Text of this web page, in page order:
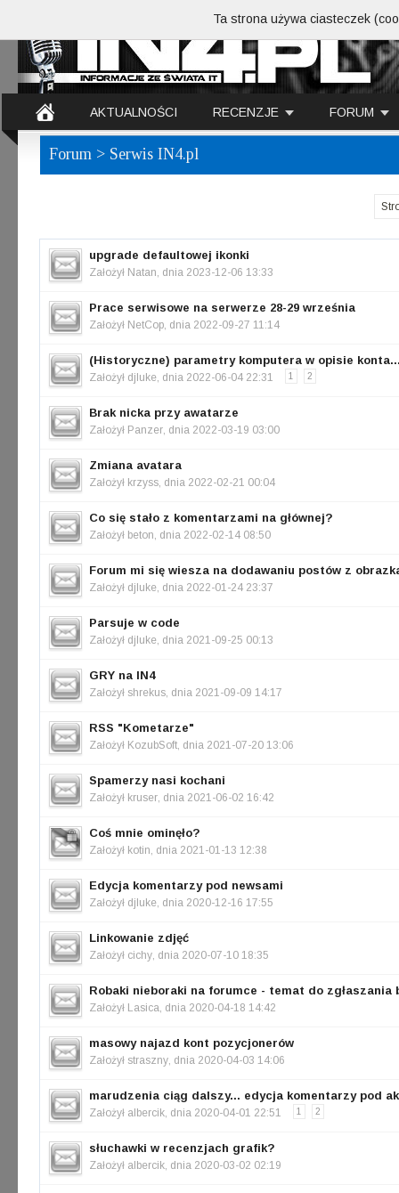
AKTUALNOŚCI RECENZJE FORUM
Forum > Serwis IN4.pl
upgrade defaultowej ikonki
Założył Natan, dnia 2023-12-06 13:33
Prace serwisowe na serwerze 28-29 września
Założył NetCop, dnia 2022-09-27 11:14
(Historyczne) parametry komputera w opisie
Założył djluke, dnia 2022-06-04 22:31 1 2
Brak nicka przy awatarze
Założył Panzer, dnia 2022-03-19 03:00
Zmiana avatara
Założył krzyss, dnia 2022-02-21 00:04
Co się stało z komentarzami na głównej?
Założył beton, dnia 2022-02-14 08:50
Forum mi się wiesza na dodawaniu postów z
Założył djluke, dnia 2022-01-24 23:37
Parsuje w code
Założył djluke, dnia 2021-09-25 00:13
GRY na IN4
Założył shrekus, dnia 2021-09-09 14:17
RSS "Kometarze"
Założył KozubSoft, dnia 2021-07-20 13:06
Spamerzy nasi kochani
Założył kruser, dnia 2021-06-02 16:42
Coś mnie ominęło?
Założył kotin, dnia 2021-01-13 12:38
Edycja komentarzy pod newsami
Założył djluke, dnia 2020-12-16 17:55
Linkowanie zdjęć
Założył cichy, dnia 2020-07-10 18:35
Robaki nieboraki na forumce - temat do zgłaszania
Założył Lasica, dnia 2020-04-18 14:42
masowy najazd kont pozycjonerów
Założył straszny, dnia 2020-04-03 14:06
marudzenia ciąg dalszy... edycja komentarzy pod
Założył albercik, dnia 2020-04-01 22:51 1 2
słuchawki w recenzjach grafik?
Założył albercik, dnia 2020-03-02 02:19
Ta strona używa ciasteczek